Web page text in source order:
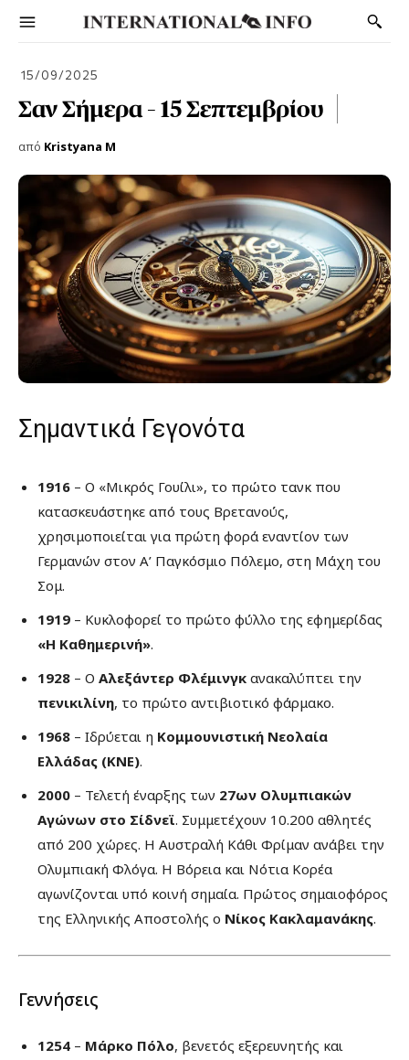
15/09/2025
Σαν Σήμερα – 15 Σεπτεμβρίου
από Kristyana M
Σημαντικά Γεγονότα
1916 – Ο «Μικρός Γουίλι», το πρώτο τανκ που
κατασκευάστηκε από τους Βρετανούς,
χρησιμοποιείται για πρώτη φορά εναντίον των
Γερμανών στον Α’ Παγκόσμιο Πόλεμο, στη Μάχη του
Σομ.
1919 – Κυκλοφορεί το πρώτο φύλλο της εφημερίδας
«Η Καθημερινή».
1928 – Ο Αλεξάντερ Φλέμινγκ ανακαλύπτει την
πενικιλίνη, το πρώτο αντιβιοτικό φάρμακο.
1968 – Ιδρύεται η Κομμουνιστική Νεολαία
Ελλάδας (ΚΝΕ).
2000 – Τελετή έναρξης των 27ων Ολυμπιακών
Αγώνων στο Σίδνεϊ. Συμμετέχουν 10.200 αθλητές
από 200 χώρες. Η Αυστραλή Κάθι Φρίμαν ανάβει την
Ολυμπιακή Φλόγα. Η Βόρεια και Νότια Κορέα
αγωνίζονται υπό κοινή σημαία. Πρώτος σημαιοφόρος
της Ελληνικής Αποστολής ο Νίκος Κακλαμανάκης.
Γεννήσεις
1254 – Μάρκο Πόλο, βενετός εξερευνητής και